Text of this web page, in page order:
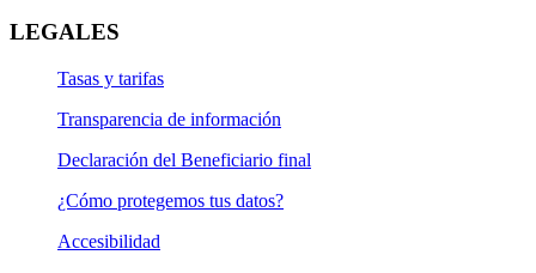
LEGALES
Tasas y tarifas
Transparencia de información
Declaración del Beneficiario final
¿Cómo protegemos tus datos?
Accesibilidad